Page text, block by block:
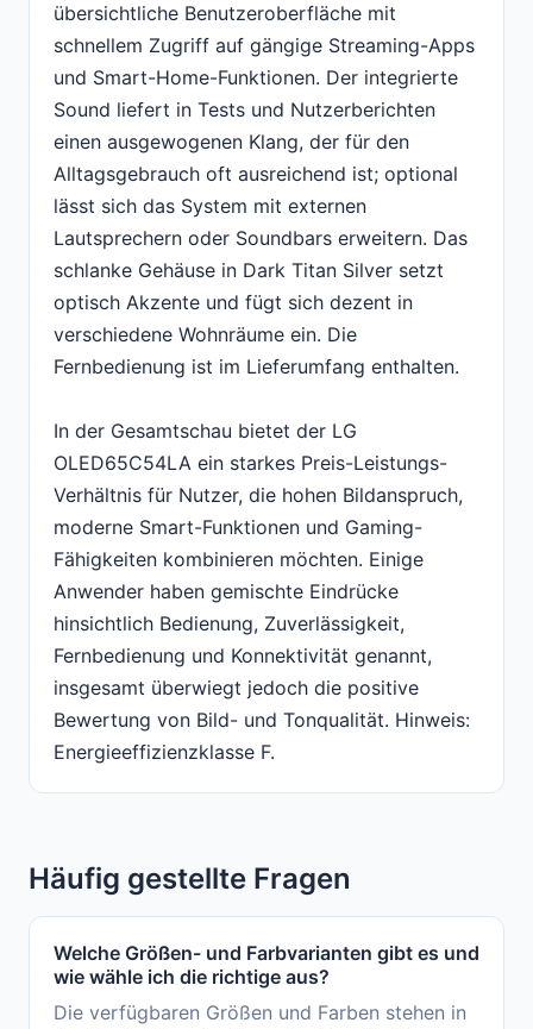
übersichtliche Benutzeroberfläche mit
schnellem Zugriff auf gängige Streaming-Apps
und Smart-Home-Funktionen. Der integrierte
Sound liefert in Tests und Nutzerberichten
einen ausgewogenen Klang, der für den
Alltagsgebrauch oft ausreichend ist; optional
lässt sich das System mit externen
Lautsprechern oder Soundbars erweitern. Das
schlanke Gehäuse in Dark Titan Silver setzt
optisch Akzente und fügt sich dezent in
verschiedene Wohnräume ein. Die
Fernbedienung ist im Lieferumfang enthalten.
In der Gesamtschau bietet der LG
OLED65C54LA ein starkes Preis-Leistungs-
Verhältnis für Nutzer, die hohen Bildanspruch,
moderne Smart-Funktionen und Gaming-
Fähigkeiten kombinieren möchten. Einige
Anwender haben gemischte Eindrücke
hinsichtlich Bedienung, Zuverlässigkeit,
Fernbedienung und Konnektivität genannt,
insgesamt überwiegt jedoch die positive
Bewertung von Bild- und Tonqualität. Hinweis:
Energieeffizienzklasse F.
Häufig gestellte Fragen
Welche Größen- und Farbvarianten gibt es und
wie wähle ich die richtige aus?
Die verfügbaren Größen und Farben stehen in